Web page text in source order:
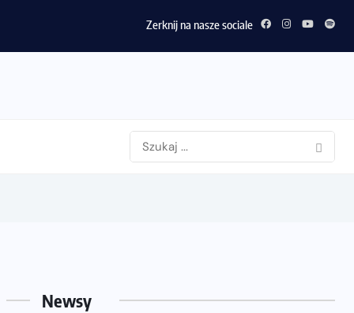
Zerknij na nasze sociale
Newsy